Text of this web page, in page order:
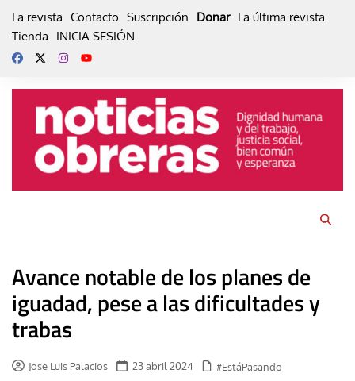
La revista Contacto Suscripción Donar La última revista
Tienda
INICIA SESIÓN
Avance notable de los planes de
iguadad, pese a las dificultades y
trabas
Jose Luis Palacios 23 abril 2024 #EstáPasando